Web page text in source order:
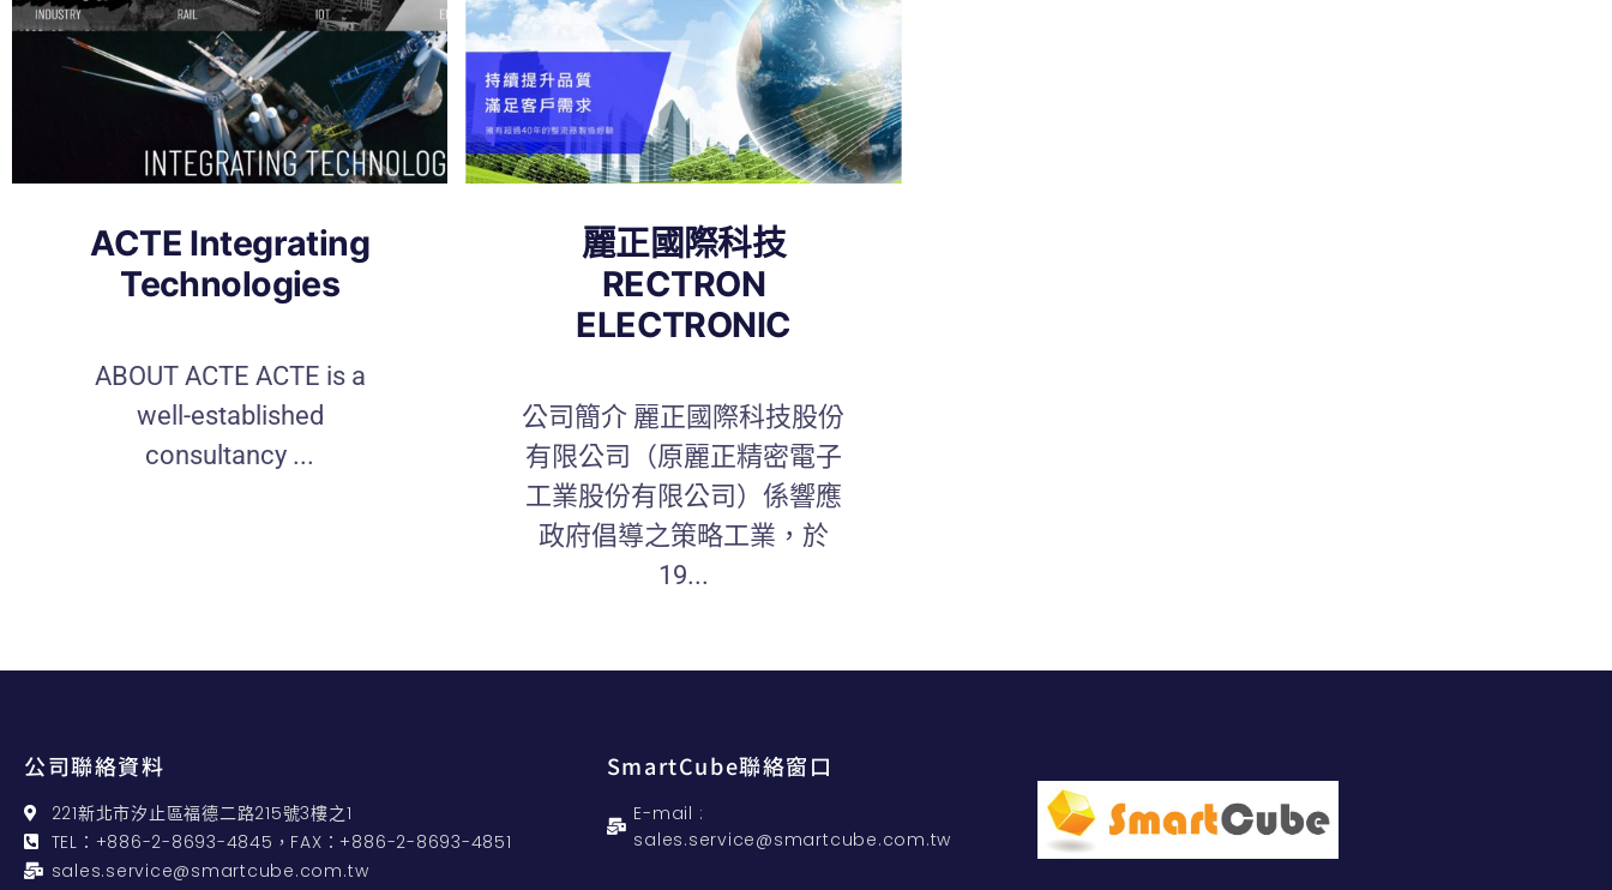
ACTE Integrating
Technologies
ABOUT ACTE ACTE is a
well-established
consultancy ...
麗正國際科技
RECTRON
ELECTRONIC
公司簡介 麗正國際科技股份
有限公司（原麗正精密電子
工業股份有限公司）係響應
政府倡導之策略工業，於
19...
公司聯絡資料
221新北市汐止區福德二路215號3樓之1
TEL：+886-2-8693-4845，FAX：+886-2-8693-4851
sales.service@smartcube.com.tw
SmartCube聯絡窗口
E-mail :
sales.service@smartcube.com.tw